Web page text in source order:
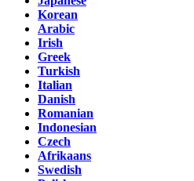
Korean
Arabic
Irish
Greek
Turkish
Italian
Danish
Romanian
Indonesian
Czech
Afrikaans
Swedish